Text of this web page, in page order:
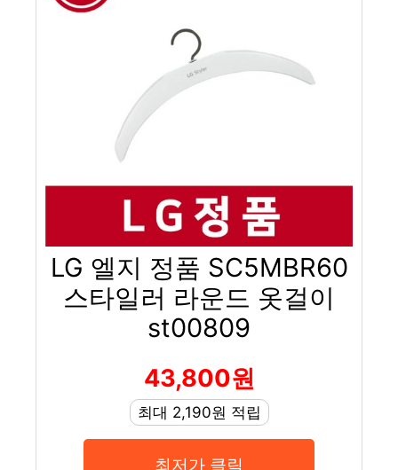
LG 엘지 정품 SC5MBR60
스타일러 라운드 옷걸이
st00809
43,800원
최대 2,190원 적립
최저가 클릭